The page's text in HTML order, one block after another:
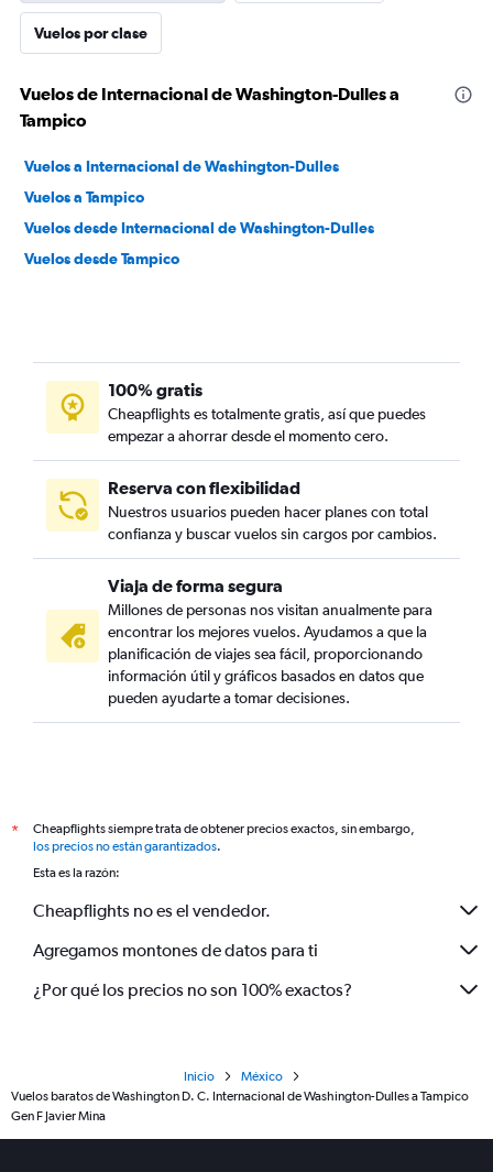
Vuelos por clase
Vuelos de Internacional de Washington-Dulles a
Tampico
Vuelos a Internacional de Washington-Dulles
Vuelos a Tampico
Vuelos desde Internacional de Washington-Dulles
Vuelos desde Tampico
100% gratis
Cheapflights es totalmente gratis, así que puedes
empezar a ahorrar desde el momento cero.
Reserva con flexibilidad
Nuestros usuarios pueden hacer planes con total
confianza y buscar vuelos sin cargos por cambios.
Viaja de forma segura
Millones de personas nos visitan anualmente para
encontrar los mejores vuelos. Ayudamos a que la
planificación de viajes sea fácil, proporcionando
información útil y gráficos basados en datos que
pueden ayudarte a tomar decisiones.
*
Cheapflights siempre trata de obtener precios exactos, sin embargo,
los precios no están garantizados.
Esta es la razón:
Cheapflights no es el vendedor.
Agregamos montones de datos para ti
¿Por qué los precios no son 100% exactos?
Inicio
México
Vuelos baratos de Washington D. C. Internacional de Washington-Dulles a Tampico
Gen F Javier Mina